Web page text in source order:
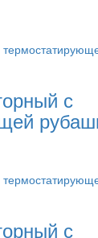
с
с